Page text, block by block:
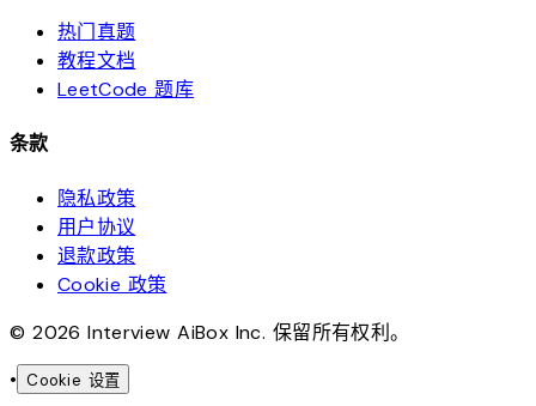
热门真题
教程文档
LeetCode 题库
条款
隐私政策
用户协议
退款政策
Cookie 政策
© 2026 Interview AiBox Inc. 保留所有权利。
• Cookie 设置